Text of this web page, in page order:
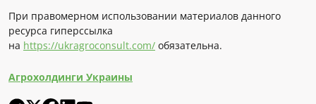
При правомерном использовании материалов данного
ресурса гиперссылка
на https://ukragroconsult.com/ обязательна.
Агрохолдинги Украины